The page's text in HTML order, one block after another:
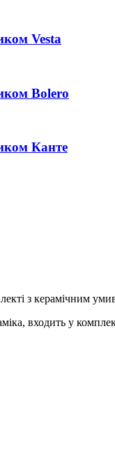
Vesta
Bolero
Канте
з керамічним
входить у